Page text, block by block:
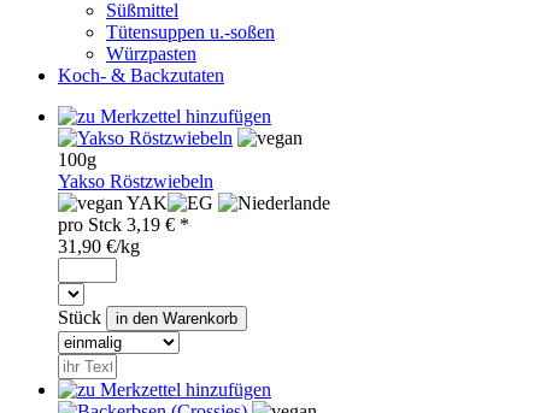
Süßmittel
Tütensuppen u.-soßen
Würzpasten
Koch- & Backzutaten
100g
Yakso Röstzwiebeln
YAK
pro Stck 3,19 € *
31,90 €/kg
Stück